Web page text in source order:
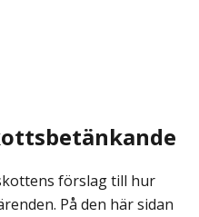
förslag till hur
På den här sidan